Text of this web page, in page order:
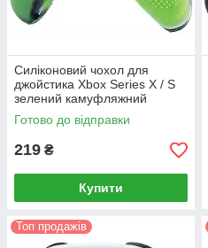
Силіконовий чохол для
джойстика Xbox Series X / S
зелений камуфляжний
Готово до відправки
219 ₴
Купити
Топ продажів